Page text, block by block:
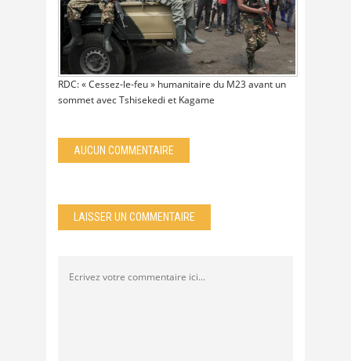
RDC: « Cessez-le-feu » humanitaire du M23 avant un
sommet avec Tshisekedi et Kagame
AUCUN COMMENTAIRE
LAISSER UN COMMENTAIRE